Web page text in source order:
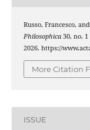
Russo, Francesco,
Philosophica30, no. 1
2026. https://
More Citation
ISSUE